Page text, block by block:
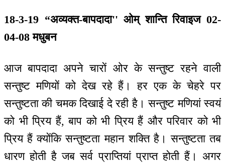
18-3-19 “अव्यक्त-बापदादा'' ओम् शान्ति रिवाइज 02-
04-08 मधुबन
आज बापदादा अपने चारों ओर के सन्तुष्ट रहने वाली
सन्तुष्ट मणियों को देख रहे हैं। हर एक के चेहरे पर
सन्तुष्टता की चमक दिखाई दे रही है। सन्तुष्ट मणियां स्वयं
को भी प्रिय हैं, बाप को भी प्रिय हैं और परिवार को भी
प्रिय हैं क्योंकि सन्तुष्टता महान शक्ति है। सन्तुष्टता तब
धारण होती है जब सर्व प्राप्तियां प्राप्त होती हैं। अगर